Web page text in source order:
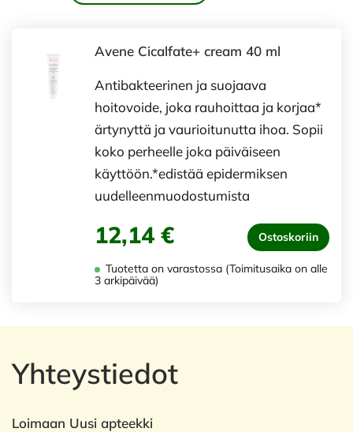
Avene Cicalfate+ cream 40 ml
Antibakteerinen ja suojaava
hoitovoide, joka rauhoittaa ja korjaa*
ärtynyttä ja vaurioitunutta ihoa. Sopii
koko perheelle joka päiväiseen
käyttöön.*edistää epidermiksen
uudelleenmuodostumista
12,14 € Ostoskoriin
Tuotetta on varastossa (Toimitusaika on alle
3 arkipäivää)
Yhteystiedot
Loimaan Uusi apteekki